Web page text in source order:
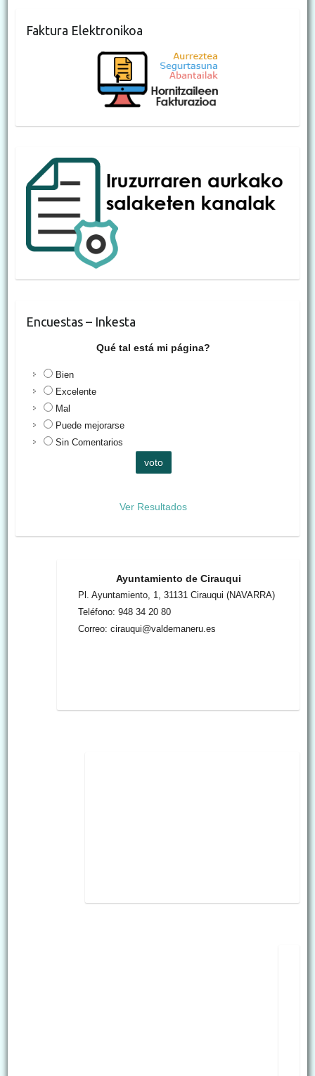
Faktura Elektronikoa
Encuestas – Inkesta
Qué tal está mi página?
Bien
Excelente
Mal
Puede mejorarse
Sin Comentarios
Ver Resultados
Ayuntamiento de Cirauqui
Pl. Ayuntamiento, 1, 31131 Cirauqui (NAVARRA)
Teléfono: 948 34 20 80
Correo: cirauqui@valdemaneru.es